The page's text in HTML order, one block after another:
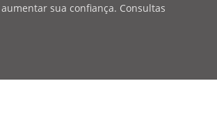
sua confiança. Consultas